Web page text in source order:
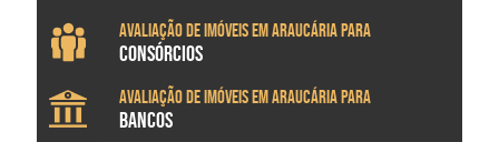
Avaliação de imóveis em Araucária para
CONSÓRCIOS
Avaliação de imóveis em Araucária para
BANCOS